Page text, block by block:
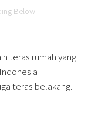
Below
teras rumah yang
teras belakang.